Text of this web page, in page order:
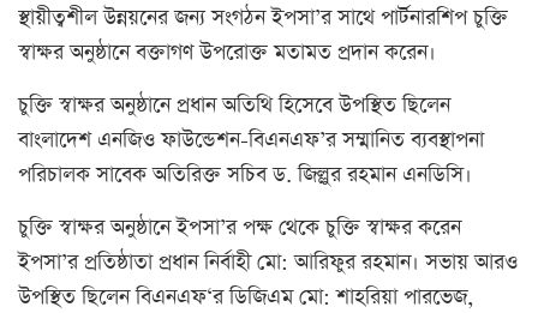
স্থায়ীত্বশীল উন্নয়নের জন্য সংগঠন ইপসা’র সাথে পার্টনারশিপ চুক্তি
স্বাক্ষর অনুষ্ঠানে বক্তাগণ উপরোক্ত মতামত প্রদান করেন।
চুক্তি স্বাক্ষর অনুষ্ঠানে প্রধান অতিথি হিসেবে উপস্থিত ছিলেন
বাংলাদেশ এনজিও ফাউন্ডেশন-বিএনএফ’র সম্মানিত ব্যবস্থাপনা
পরিচালক সাবেক অতিরিক্ত সচিব ড. জিল্লুর রহমান এনডিসি।
চুক্তি স্বাক্ষর অনুষ্ঠানে ইপসা’র পক্ষ থেকে চুক্তি স্বাক্ষর করেন
ইপসা’র প্রতিষ্ঠাতা প্রধান নির্বাহী মো: আরিফুর রহমান। সভায় আরও
উপস্থিত ছিলেন বিএনএফ‘র ডিজিএম মো: শাহরিয়া পারভেজ,